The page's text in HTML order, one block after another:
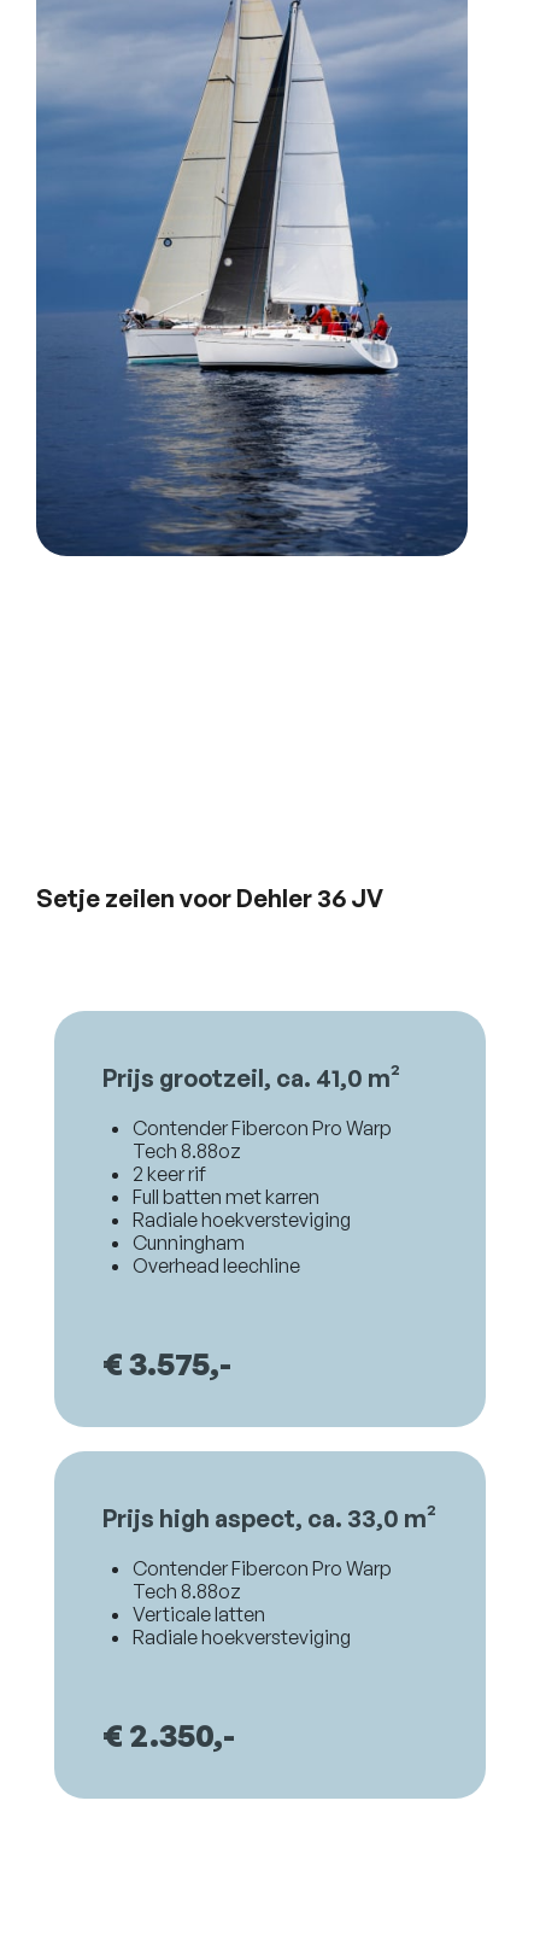
Setje zeilen voor Dehler 36 JV
Prijs grootzeil, ca. 41,0 m²
Contender Fibercon Pro Warp
Tech 8.88oz
2 keer rif
Full batten met karren
Radiale hoekversteviging
Cunningham
Overhead leechline
€ 3.575,-
Prijs high aspect, ca. 33,0 m²
Contender Fibercon Pro Warp
Tech 8.88oz
Verticale latten
Radiale hoekversteviging
€ 2.350,-